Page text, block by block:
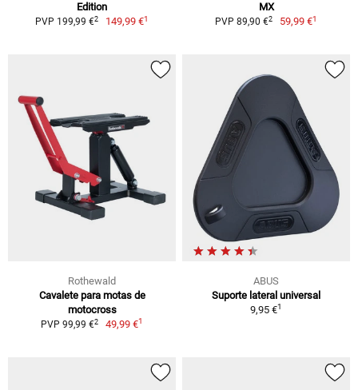
Edition
PVP 199,99 €2 149,99 €1
MX
PVP 89,90 €2 59,99 €1
Rothewald
Cavalete para motas de
motocross
PVP 99,99 €2 49,99 €1
ABUS
Suporte lateral universal
9,95 €1